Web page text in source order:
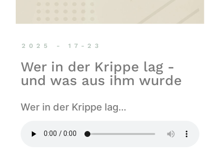
2025 - 17-23
Wer in der Krippe lag -
und was aus ihm wurde
Wer in der Krippe lag…